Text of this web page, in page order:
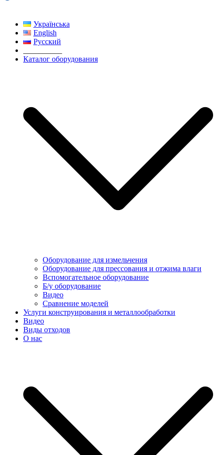
Українська
English
Русский
Каталог оборудования
Оборудование для измельчения
Оборудование для прессования и отжима влаги
Вспомогательное оборудование
Б/у оборудование
Видео
Сравнение моделей
Услуги конструирования и металлообработки
Видео
Виды отходов
О нас